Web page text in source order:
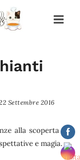
Settembre 2016
alla scoperta di
e magia.